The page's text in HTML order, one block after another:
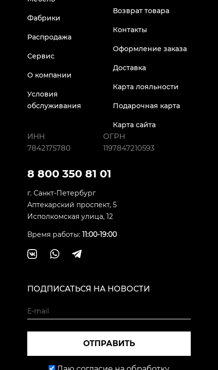
Фабрики
Распродажа
Сервис
О компании
Условия
обслуживания
Возврат товара
Контакты
Оформление заказа
Доставка
Карта лояльности
Подарочная карта
Карта сайта
ИНН
7842175780
ОГРН
1197847210593
8 800 350 81 01
г. Санкт-Петербург
Аптекарский проспект, 5
Исполкомская улица, 12
Время работы: 11:00-19:00
ПОДПИСАТЬСЯ НА НОВОСТИ
ОТПРАВИТЬ